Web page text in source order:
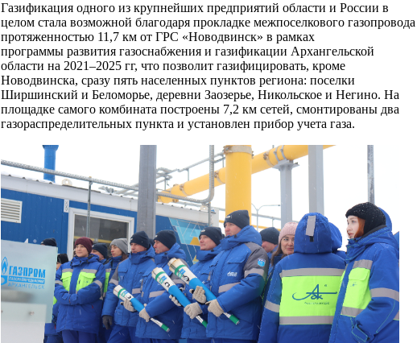
Газификация одного из крупнейших предприятий области и России в
целом стала возможной благодаря прокладке межпоселкового газопровода
протяженностью 11,7 км от ГРС «Новодвинск» в рамках
программы развития газоснабжения и газификации Архангельской
области на 2021–2025 гг, что позволит газифицировать, кроме
Новодвинска, сразу пять населенных пунктов региона: поселки
Ширшинский и Беломорье, деревни Заозерье, Никольское и Негино. На
площадке самого комбината построены 7,2 км сетей, смонтированы два
газораспределительных пункта и установлен прибор учета газа.